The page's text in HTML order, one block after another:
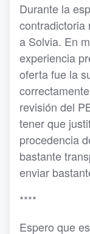
Durante la
contradictoria
a Solvia. En
experiencia
oferta fue la
revisión del
tener que
procedencia
bastante
enviar
****
Espero que